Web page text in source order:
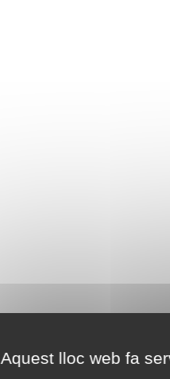
Aquest lloc web fa